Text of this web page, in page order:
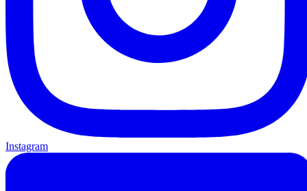
Instagram